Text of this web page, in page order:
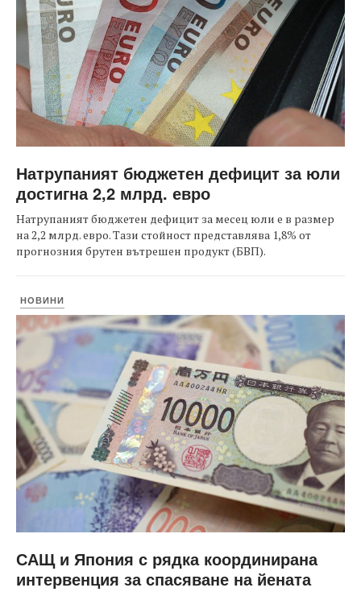
Натрупаният бюджетен дефицит за юли
достигна 2,2 млрд. евро
Натрупаният бюджетен дефицит за месец юли е в размер
на 2,2 млрд. евро. Тази стойност представлява 1,8% от
прогнозния брутен вътрешен продукт (БВП).
НОВИНИ
САЩ и Япония с рядка координирана
интервенция за спасяване на йената